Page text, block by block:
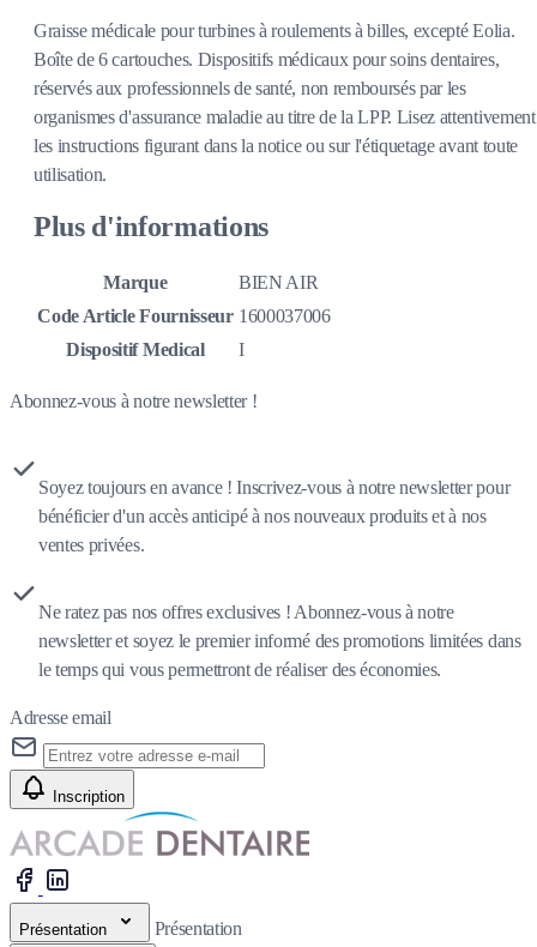
Graisse médicale pour turbines à roulements à billes, excepté Eolia.
Boîte de 6 cartouches. Dispositifs médicaux pour soins dentaires,
réservés aux professionnels de santé, non remboursés par les
organismes d'assurance maladie au titre de la LPP. Lisez attentivement
les instructions figurant dans la notice ou sur l'étiquetage avant toute
utilisation.
Plus d'informations
Marque
BIEN AIR
Code Article Fournisseur 1600037006
Dispositif Medical
I
Abonnez-vous à notre newsletter !
Soyez toujours en avance ! Inscrivez-vous à notre newsletter pour
bénéficier d'un accès anticipé à nos nouveaux produits et à nos
ventes privées.
Ne ratez pas nos offres exclusives ! Abonnez-vous à notre
newsletter et soyez le premier informé des promotions limitées dans
le temps qui vous permettront de réaliser des économies.
Adresse email
Inscription
Présentation Présentation